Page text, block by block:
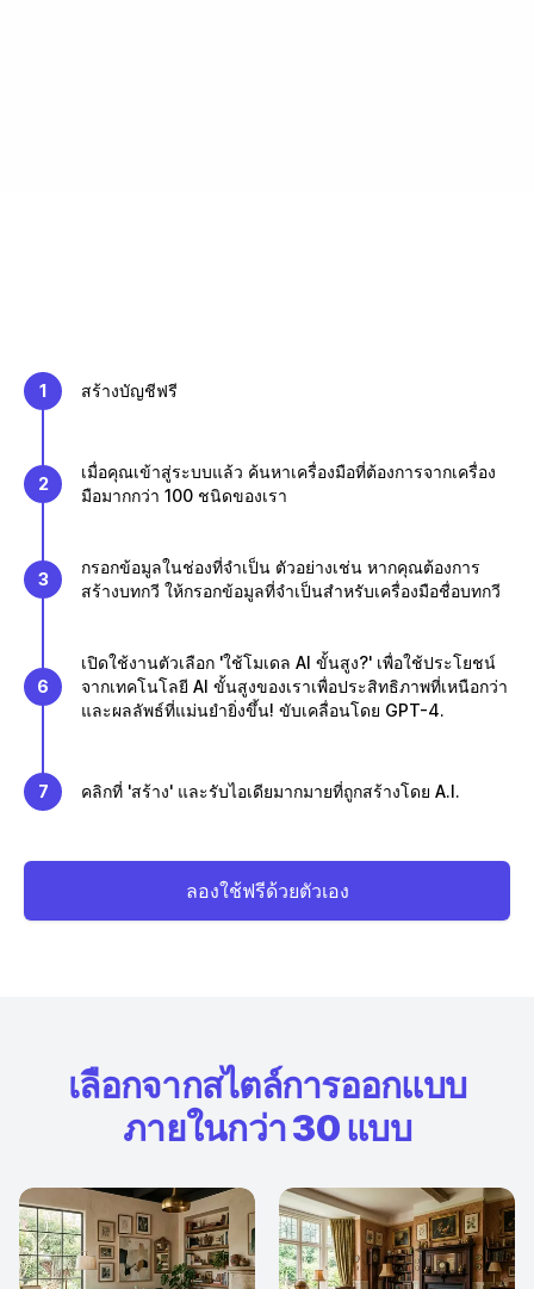
1 สร้างบัญชีฟรี
2
เมื่อคุณเข้าสู่ระบบแล้ว ค้นหาเครื่องมือที่ต้องการจากเครื่อง
มือมากกว่า 100 ชนิดของเรา
3
กรอกข้อมูลในช่องที่จำเป็น ตัวอย่างเช่น หากคุณต้องการ
สร้างบทกวี ให้กรอกข้อมูลที่จำเป็นสำหรับเครื่องมือชื่อบทกวี
6
เปิดใช้งานตัวเลือก 'ใช้โมเดล AI ขั้นสูง?' เพื่อใช้ประโยชน์
จากเทคโนโลยี AI ขั้นสูงของเราเพื่อประสิทธิภาพที่เหนือกว่า
และผลลัพธ์ที่แม่นยำยิ่งขึ้น! ขับเคลื่อนโดย GPT-4.
7 คลิกที่ 'สร้าง' และรับไอเดียมากมายที่ถูกสร้างโดย A.I.
ลองใช้ฟรีด้วยตัวเอง
เลือกจากสไตล์การออกแบบ
ภายในกว่า 30 แบบ